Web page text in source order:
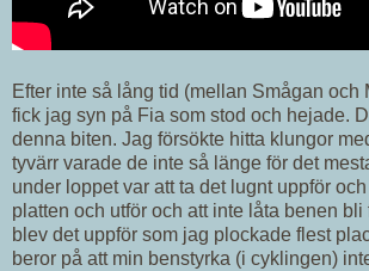
Efter inte så lång tid (mellan Smågan och
fick jag syn på Fia som stod och hejade.
denna biten. Jag försökte hitta klungor
tyvärr varade de inte så länge för det
under loppet var att ta det lugnt uppför
platten och utför och att inte låta benen bli
blev det uppför som jag plockade flest
beror på att min benstyrka (i cyklingen)